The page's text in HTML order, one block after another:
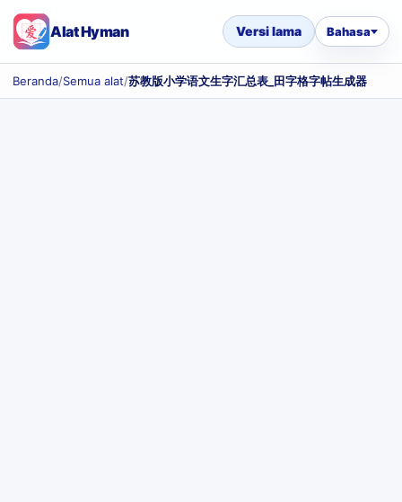
Alat Hyman Versi lama Bahasa
Beranda/Semua alat/苏教版小学语文生字汇总表_田字格字帖生成器